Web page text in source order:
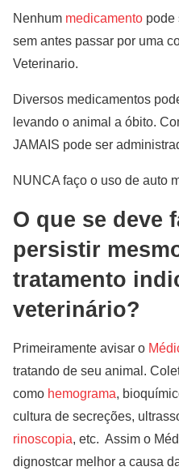
Nenhum medicamento pode
sem antes passar por uma
Veterinario.
Diversos medicamentos
levando o animal a óbito.
JAMAIS pode ser
NUNCA faço o uso de auto
O que se deve
persistir
tratamento
veterinário?
Primeiramente avisar o
tratando de seu animal.
como hemograma,
cultura de secreções,
rinoscopia, etc. Assim o
dignostcar melhor a causa